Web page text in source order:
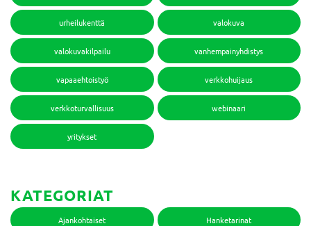
urheilukenttä valokuva
valokuvakilpailu vanhempainyhdistys
vapaaehtoistyö verkkohuijaus
verkkoturvallisuus webinaari
yritykset
KATEGORIAT
Ajankohtaiset Hanketarinat